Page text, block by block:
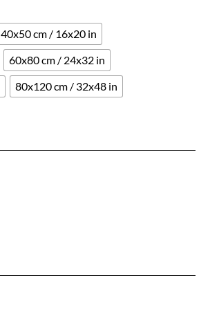
40x50 cm / 16x20 in
60x80 cm / 24x32 in
80x120 cm / 32x48 in